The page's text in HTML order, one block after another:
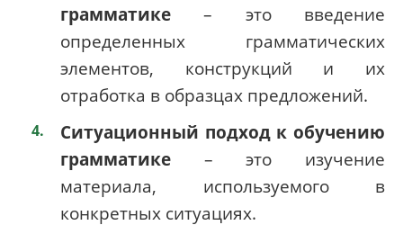
грамматике – это введение
определенных грамматических
элементов, конструкций и их
отработка в образцах предложений.
Ситуационный подход к обучению
грамматике – это изучение
материала, используемого в
конкретных ситуациях.